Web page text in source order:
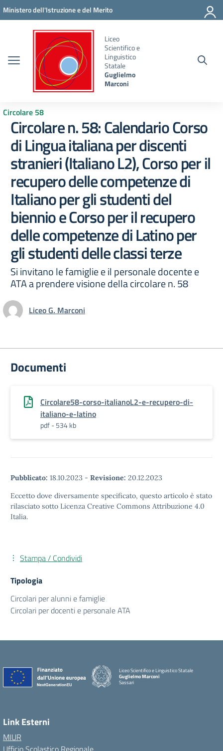
Vai ai contenuti
Vai al menu di navigazione
Vai al footer
Ministero dell'Istruzione e del Merito
Liceo
Scientifico e
Linguistico
Statale
Guglielmo
Marconi
Circolare 58
Circolare n. 58: Calendario Corso
di Lingua italiana per discenti
stranieri (Italiano L2), Corso per il
recupero delle competenze di
Italiano per gli studenti del
biennio e Corso per il recupero
delle competenze di Latino per
gli studenti delle classi terze
Si invitano le famiglie e il personale docente e
ATA a prendere visione della circolare n. 58
Liceo G. Marconi
Documenti
Circolare58-corso-italianoL2-e-recupero-di-
italiano-e-latino
pdf - 534 kb
Pubblicato: 18.10.2023 - Revisione: 20.12.2023
Eccetto dove diversamente specificato, questo articolo è stato
rilasciato sotto Licenza Creative Commons Attribuzione 4.0
Italia.
Stampa / Condividi
Tipologia
Circolari per alunni e famiglie
Circolari per docenti e personale ATA
Liceo Scientifico e Linguistico Statale
Guglielmo Marconi
Sassari
Link Esterni
MIUR